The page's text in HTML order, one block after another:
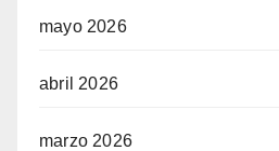
mayo 2026
abril 2026
marzo 2026